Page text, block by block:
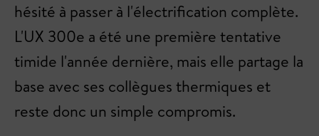
hésité à passer à l'électrification complète.
L'UX 300e a été une première tentative
timide l'année dernière, mais elle partage la
base avec ses collègues thermiques et
reste donc un simple compromis.